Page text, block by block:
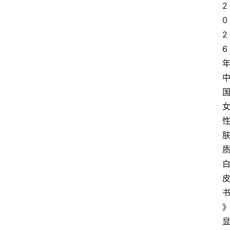
2
0
2
6
年
中
国
女
性
肤
质
白
皮
书
》
显